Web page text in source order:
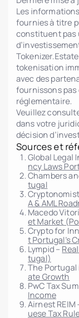
Les
fournies à titre
constituent pas
tokenisation
avec des
fournissons pas
réglementaire.
Veuillez
dans votre
décision
Sources et
Global Legal
ncy Laws
Chambers
tugal
A & AML
Macedo
et Market
Crypto for
t Portugal's
Lympid –
tugal)
The Portugal
ate Growth
PwC Tax
Income
Airnest REIM
uese Tax